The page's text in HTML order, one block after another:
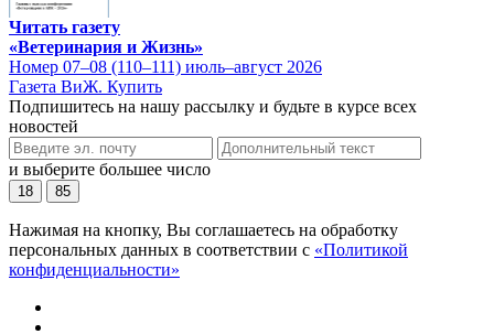
Читать газету
«Ветеринария и Жизнь»
Номер 07–08 (110–111) июль–август 2026
Газета ВиЖ. Купить
Подпишитесь на нашу рассылку и будьте в курсе всех
новостей
и выберите большее число
18 85
Нажимая на кнопку, Вы соглашаетесь на обработку
персональных данных в соответствии с «Политикой
конфиденциальности»